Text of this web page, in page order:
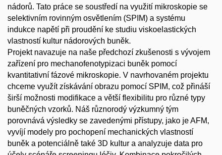
nádorů. Tato práce se soustředí na využití mikroskopie se
selektivním rovinným osvětlením (SPIM) a systému
indukce napětí při proudění ke studiu viskoelastických
vlastností kultur nádorových buněk.
Projekt navazuje na naše předchozí zkušenosti s vývojem
zařízení pro mechanofenotypizaci buněk pomocí
kvantitativní fázové mikroskopie. V navrhovaném projektu
chceme využít získávání obrazu pomocí SPIM, což přináší
širší možnosti modifikace a větší flexibilitu pro různé typy
buněčných vzorků. Náš různorodý výzkumný tým
porovnává výsledky se zavedenými přístupy, jako je AFM,
vyvíjí modely pro pochopení mechanických vlastností
buněk a potenciálně také 3D kultur a analyzuje data pro